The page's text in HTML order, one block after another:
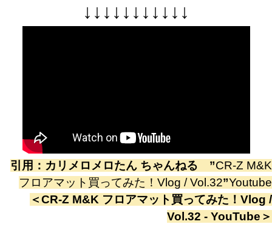
↓ ↓ ↓ ↓ ↓ ↓ ↓ ↓ ↓ ↓ ↓
引用： カリメロメロたん ちゃんねる ”CR-Z M&K
フロアマット買ってみた！Vlog / Vol.32”Youtube
＜CR-Z M&K フロアマット買ってみた！Vlog /
Vol.32 - YouTube ＞